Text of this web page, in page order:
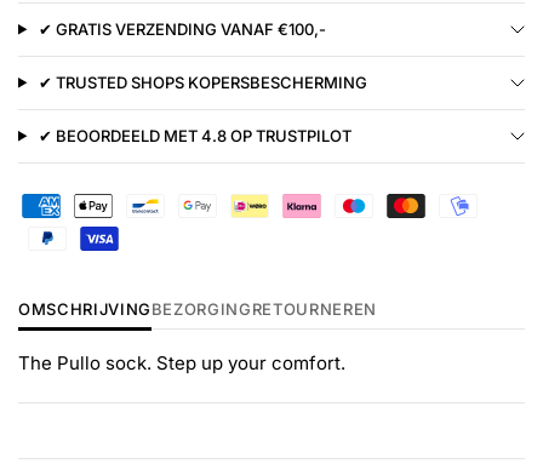
✔ GRATIS VERZENDING VANAF €100,-
✔ TRUSTED SHOPS KOPERSBESCHERMING
✔ BEOORDEELD MET 4.8 OP TRUSTPILOT
OMSCHRIJVINGBEZORGINGRETOURNEREN
The Pullo sock. Step up your comfort.